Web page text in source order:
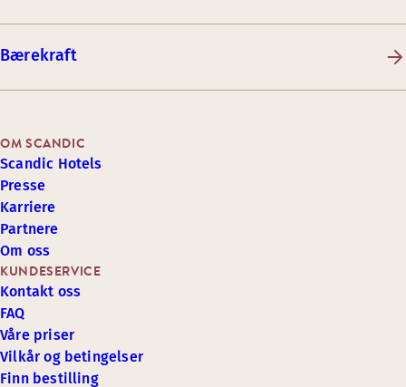
Bærekraft
KUNDESERVICE
Kontakt oss
FAQ
Våre priser
Vilkår og betingelser
Finn bestilling
OM SCANDIC
Scandic Hotels
Presse
Karriere
Partnere
Om oss